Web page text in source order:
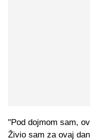
"Pod dojmom sam,
Živio sam za ovaj